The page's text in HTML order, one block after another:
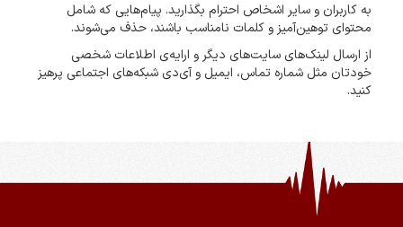
به کاربران و سایر اشخاص احترام بگذارید. پیام‌هایی که شامل
محتوای توهین‌آمیز و کلمات نامناسب باشند، حذف می‌شوند.
از ارسال لینک‌های سایت‌های دیگر و ارایه‌ی اطلاعات شخصی
خودتان مثل شماره تماس، ایمیل و آی‌دی شبکه‌های اجتماعی پرهیز
کنید.